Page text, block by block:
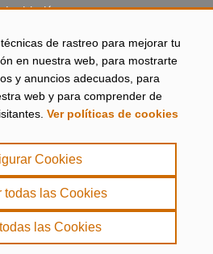
de rastreo para mejorar tu
en nuestra web, para mostrarte
y anuncios adecuados, para
web y para comprender de
Ver políticas de cookies
Cookies
todas las Cookies
las Cookies
Legislación
Empleo
Aviso legal
|
de Privacidad
|
2026. Todos los derechos reservados